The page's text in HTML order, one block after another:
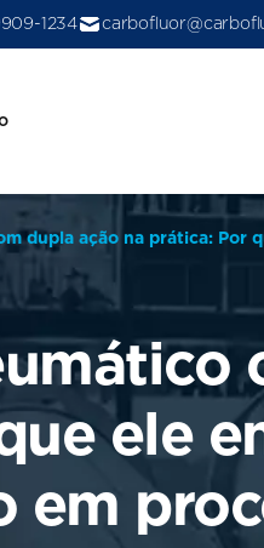
1234
dupla ação na prática: Por
ele
em